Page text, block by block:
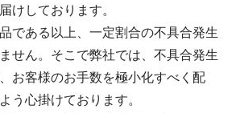
けしております。
である以上、一定割合の不具合発生
せん。そこで弊社では、不具合発生
お客様のお手数を極小化すべく配
う心掛けております。